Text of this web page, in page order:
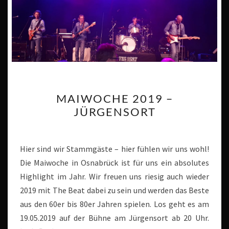
2019
–
MAIWOCHE 2019 –
JÜRGENSORT
Hier sind wir Stammgäste – hier fühlen wir uns wohl!
Die Maiwoche in Osnabrück ist für uns ein absolutes
Highlight im Jahr. Wir freuen uns riesig auch wieder
2019 mit The Beat dabei zu sein und werden das Beste
aus den 60er bis 80er Jahren spielen. Los geht es am
19.05.2019 auf der Bühne am Jürgensort ab 20 Uhr.